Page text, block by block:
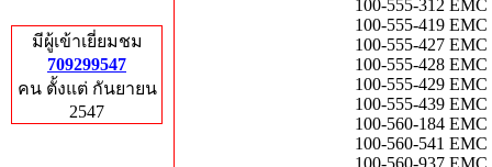
มีผู้เข้าเยี่ยมชม
709299547
คน ตั้งแต่ กันยายน
2547
100-555-312
100-555-419
100-555-427
100-555-428
100-555-429
100-555-439
100-560-184
100-560-541
100-560-937 EMC